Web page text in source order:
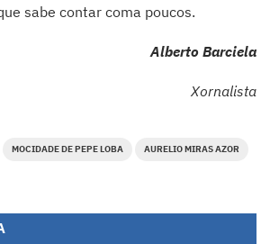
sabe contar coma poucos.
Alberto Barciela
Xornalista
MOCIDADE DE PEPE LOBA AURELIO MIRAS AZOR